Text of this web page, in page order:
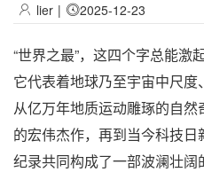
lier | 2025-12-23
“世界之最”，这四个字总能激
它代表着地球乃至宇宙中尺度
从亿万年地质运动雕琢的自
的宏伟杰作，再到当今科技
纪录共同构成了一部波澜壮阔